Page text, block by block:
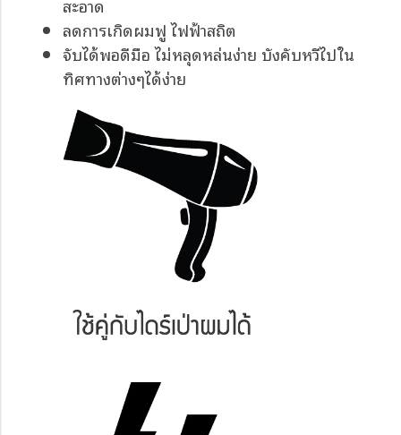
ลดการเกิดผมฟู ไฟฟ้าสถิต
จับได้พอดีมือ ไม่หลุดหล่นง่าย บังคับหวีไปใน
ทิศทางต่างๆได้ง่าย